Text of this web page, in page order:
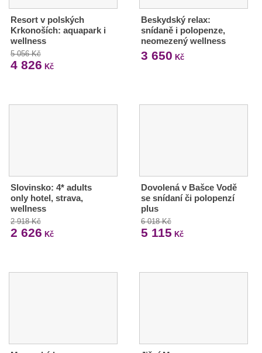
Resort v polských
Krkonoších: aquapark i
wellness
5 056 Kč
4 826 Kč
Beskydský relax:
snídaně i polopenze,
neomezený wellness
3 650 Kč
Slovinsko: 4* adults
only hotel, strava,
wellness
2 918 Kč
2 626 Kč
Dovolená v Bašce Vodě
se snídaní či polopenzí
plus
6 018 Kč
5 115 Kč